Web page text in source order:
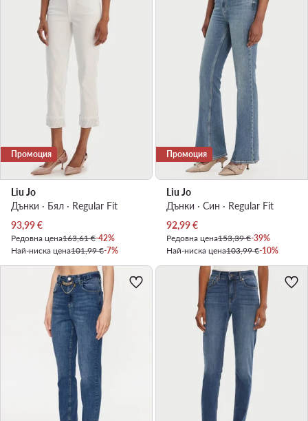
Промоция
Liu Jo
Дънки · Бял · Regular Fit
Актуална цена
93,99€
Редовна цена163,61 €-42%
Най-ниска цена101,99 €-7%
Промоция
Liu Jo
Дънки · Син · Regular Fit
Актуална цена
92,99€
Редовна цена153,39 €-39%
Най-ниска цена103,99 €-10%